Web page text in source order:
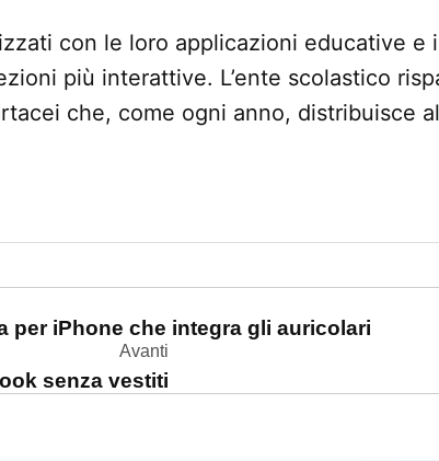
con le loro applicazioni educative e
più interattive. L’ente scolastico
che, come ogni anno, distribuisce
per iPhone che integra gli auricolari
Avanti
senza vestiti